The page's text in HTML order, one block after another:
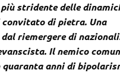
stridente delle
di pietra. Una
riemergere di
Il nemico
anni di